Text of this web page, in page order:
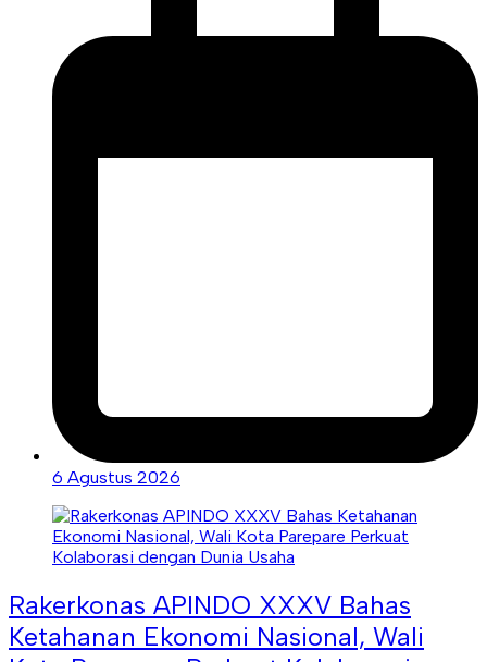
6 Agustus 2026
Rakerkonas APINDO XXXV Bahas
Ketahanan Ekonomi Nasional, Wali